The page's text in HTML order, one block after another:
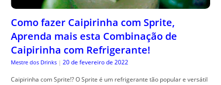
Como fazer Caipirinha com Sprite,
Aprenda mais esta Combinação de
Caipirinha com Refrigerante!
Mestre dos Drinks | 20 de fevereiro de 2022
Caipirinha com Sprite!? O Sprite é um refrigerante tão popular e versátil